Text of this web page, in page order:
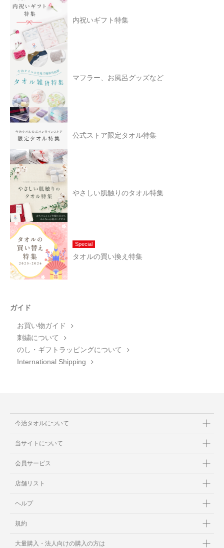
内祝いギフト特集
マフラー、お風呂グッズなど
公式ストア限定タオル特集
やさしい肌触りのタオル特集
Special
タオルの買い換え特集
ガイド
お買い物ガイド
刺繍について
のし・ギフトラッピングについて
International Shipping
今治タオルについて
当サイトについて
会員サービス
店舗リスト
ヘルプ
規約
大量購入・法人向けの購入の方は